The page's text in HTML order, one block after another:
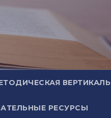
ВЕРТИКАЛЬ
РЕСУРСЫ